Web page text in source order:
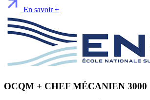
En savoir +
OCQM + CHEF MÉCANIEN 3000